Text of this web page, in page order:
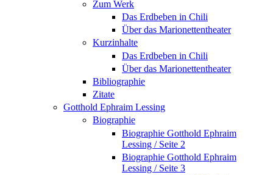
Zum Werk
Das Erdbeben in Chili
Über das Marionettentheater
Kurzinhalte
Das Erdbeben in Chili
Über das Marionettentheater
Bibliographie
Zitate
Gotthold Ephraim Lessing
Biographie
Biographie Gotthold Ephraim
Lessing / Seite 2
Biographie Gotthold Ephraim
Lessing / Seite 3